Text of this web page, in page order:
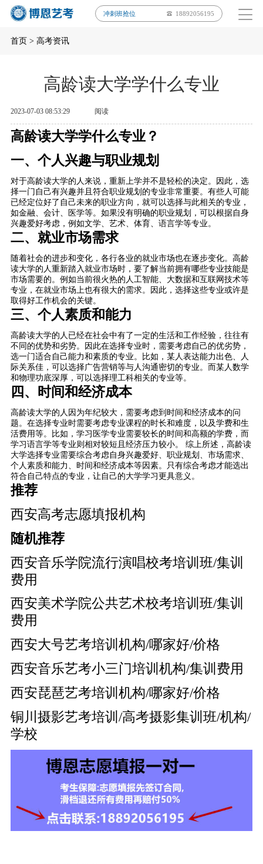
冲刺班抢位 18892056195
首页> 高考资讯
高龄读大学学什么专业
2023-07-03 08:53:29 阅读
高龄读大学学什么专业？
一、个人兴趣与职业规划
对于高龄读大学的人来说，重新上学并不是轻松的决定。因此，选
择一门自己有兴趣并且符合职业规划的专业非常重要。有些人可能
已经定位好了自己未来的职业方向，就可以选择与此相关的专业，
如金融、会计、医学等。如果没有明确的职业规划，可以根据自身
兴趣爱好考虑，例如文学、艺术、体育、语言学等专业。
二、就业市场需求
随着社会的进步和变化，各行各业的就业市场也在逐步变化。高龄
读大学的人重新踏入就业市场时，要了解当前拥有哪些专业技能是
市场需要的。例如当前很火热的人工智能、大数据和互联网技术等
专业，在就业市场上也有很大的需求。因此，选择这些专业或许是
取得好工作机会的关键。
三、个人素质和能力
高龄读大学的人已经在社会中有了一定的生活和工作经验，往往有
不同的优势和劣势。因此在选择专业时，需要考虑自己的优劣势，
选一门适合自己能力和素质的专业。比如，某人表达能力出色、人
际关系佳，可以选择广告营销等与人沟通密切的专业。而某人数学
和物理功底深厚，可以选择理工科相关的专业等。
四、时间和经济成本
高龄读大学的人因为年纪较大，需要考虑到时间和经济成本的问
题。在选择专业时需要考虑专业课程的时长和难度，以及学费和生
活费用等。比如，学习医学专业需要较长的时间和高额的学费，而
学习语言学等专业则相对较短且经济压力较小。 综上所述，高龄读
大学选择专业需要综合考虑自身兴趣爱好、职业规划、市场需求、
个人素质和能力、时间和经济成本等因素。只有综合考虑才能选出
符合自己特点的专业，让自己的大学学习更具意义。
推荐
西安高考志愿填报机构
随机推荐
西安音乐学院流行演唱校考培训班/集训
费用
西安美术学院公共艺术校考培训班/集训
费用
西安大号艺考培训机构/哪家好/价格
西安音乐艺考小三门培训机构/集训费用
西安琵琶艺考培训机构/哪家好/价格
铜川摄影艺考培训/高考摄影集训班/机构/
学校